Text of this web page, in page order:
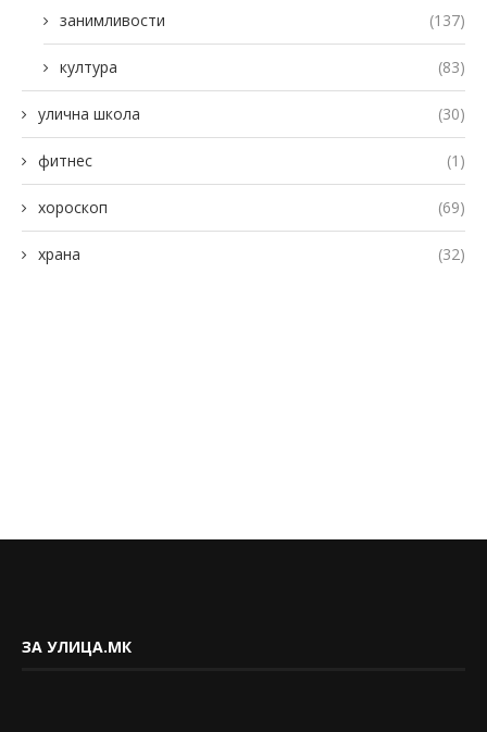
занимливости (137)
култура (83)
улична школа (30)
фитнес (1)
хороскоп (69)
храна (32)
ЗА УЛИЦА.МК